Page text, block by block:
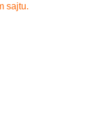
sajtu.